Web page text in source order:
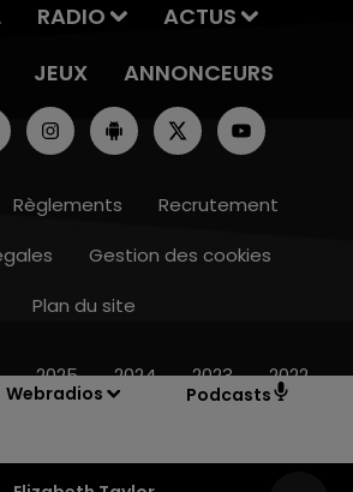
Webradios Podcasts
19h00 - 19h15
RADIO
ACTUS
JEUX ANNONCEURS
Règlements
Recrutement
Gestion des cookies
Plan du site
2025 2024 2023 2022